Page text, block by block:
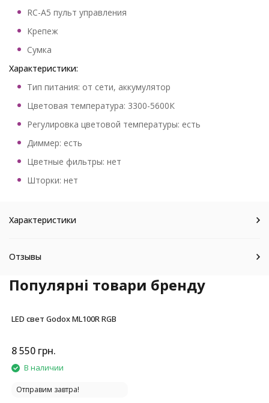
RC-A5 пульт управления
Крепеж
Сумка
Характеристики:
Тип питания: от сети, аккумулятор
Цветовая температура: 3300-5600К
Регулировка цветовой температуры: есть
Диммер: есть
Цветные фильтры: нет
Шторки: нет
Характеристики
Отзывы
Популярні товари бренду
LED свет Godox ML100R RGB
8 550 грн.
В наличии
Отправим завтра!